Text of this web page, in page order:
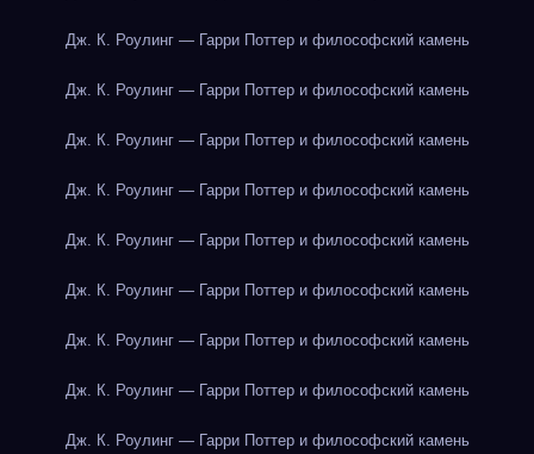
Дж. К. Роулинг — Гарри Поттер и философский камень
Дж. К. Роулинг — Гарри Поттер и философский камень
Дж. К. Роулинг — Гарри Поттер и философский камень
Дж. К. Роулинг — Гарри Поттер и философский камень
Дж. К. Роулинг — Гарри Поттер и философский камень
Дж. К. Роулинг — Гарри Поттер и философский камень
Дж. К. Роулинг — Гарри Поттер и философский камень
Дж. К. Роулинг — Гарри Поттер и философский камень
Дж. К. Роулинг — Гарри Поттер и философский камень